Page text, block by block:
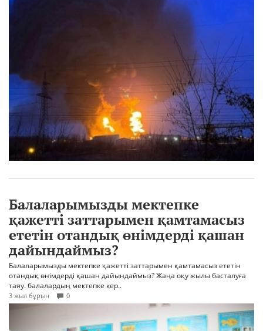
Балаларымызды мектепке
қажетті заттарымен қамтамасыз
ететін отандық өнімдерді қашан
дайындаймыз?
Балаларымызды мектепке қажетті заттарымен қамтамасыз ететін
отандық өнімдерді қашан дайындаймыз? Жаңа оқу жылы басталуға
таяу. балалардың мектепке кер..
3 жыл бұрын 0